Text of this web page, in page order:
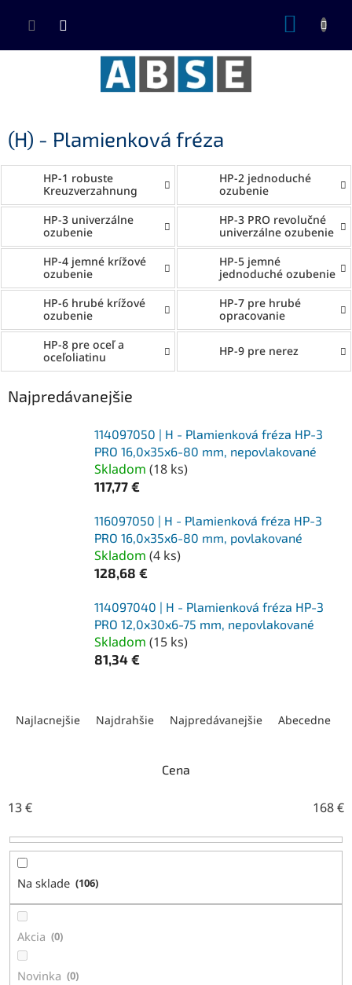
(H) - Plamienková fréza
HP-1 robuste
Kreuzverzahnung
HP-2 jednoduché
ozubenie
HP-3 univerzálne
ozubenie
HP-3 PRO revolučné
univerzálne ozubenie
HP-4 jemné krížové
ozubenie
HP-5 jemné
jednoduché ozubenie
HP-6 hrubé krížové
ozubenie
HP-7 pre hrubé
opracovanie
HP-8 pre oceľ a
oceľoliatinu
HP-9 pre nerez
Najpredávanejšie
114097050 | H - Plamienková fréza HP-3
PRO 16,0x35x6-80 mm, nepovlakované
Skladom (18 ks)
117,77 €
116097050 | H - Plamienková fréza HP-3
PRO 16,0x35x6-80 mm, povlakované
Skladom (4 ks)
128,68 €
114097040 | H - Plamienková fréza HP-3
PRO 12,0x30x6-75 mm, nepovlakované
Skladom (15 ks)
81,34 €
e
r
o
k
Najlacnejšie Najdrahšie Najpredávanejšie Abecedne
Cena
13€ 168€
Na sklade 106
Akcia 0
Novinka 0